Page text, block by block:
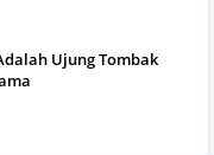
Ujung Tombak